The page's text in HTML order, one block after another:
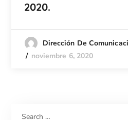
2020.
Dirección De
noviembre 6, 2020